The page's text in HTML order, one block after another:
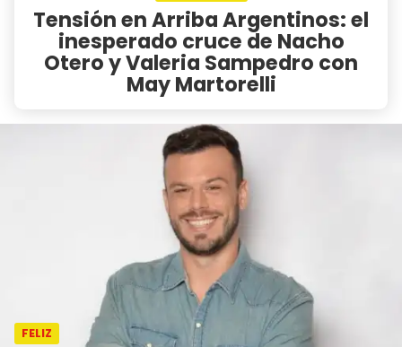
Tensión en Arriba Argentinos: el
inesperado cruce de Nacho
Otero y Valeria Sampedro con
May Martorelli
FELIZ